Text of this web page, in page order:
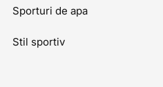
Sporturi de apa
Stil sportiv